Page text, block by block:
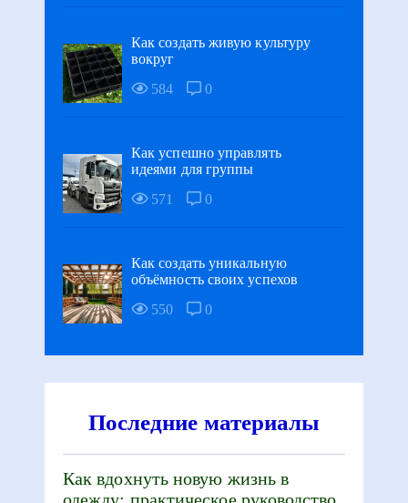
Как создать живую культуру
вокруг
584
0
Как успешно управлять
идеями для группы
571
0
Как создать уникальную
объёмность своих успехов
550
0
Последние материалы
Как вдохнуть новую жизнь в